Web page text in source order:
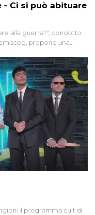
- Ci si può abituare
alla guerra?", condotto
propone una
una realtà pervasiva.
in conflitti armati, il
un fenomeno
il programma cult di